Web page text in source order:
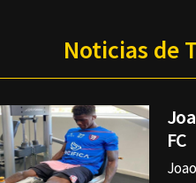
Noticias de
FC